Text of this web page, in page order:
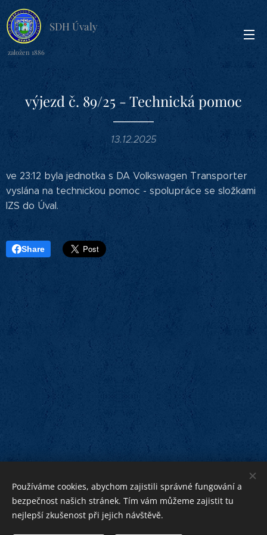
SDH Úvaly
založen 1886
výjezd č. 89/25 - Technická pomoc
13.12.2025
ve 23:12 byla jednotka s DA Volkswagen Transporter
vyslána na technickou pomoc - spolupráce se složkami
IZS do Úval.
Share
Bohu ku cti, bližnímuku pomoci
Používáme cookies, abychom zajistili správné fungování a
bezpečnost našich stránek. Tím vám můžeme zajistit tu
nejlepší zkušenost při jejich návštěvě.